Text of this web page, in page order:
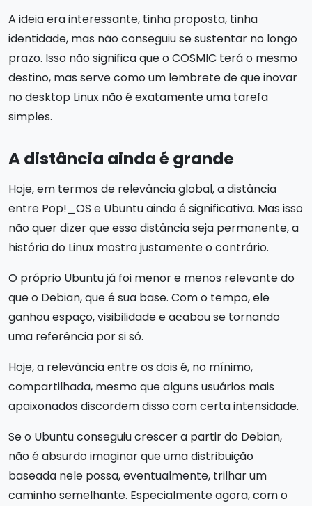
A ideia era interessante, tinha proposta, tinha
identidade, mas não conseguiu se sustentar no longo
prazo. Isso não significa que o COSMIC terá o mesmo
destino, mas serve como um lembrete de que inovar
no desktop Linux não é exatamente uma tarefa
simples.
A distância ainda é grande
Hoje, em termos de relevância global, a distância
entre Pop!_OS e Ubuntu ainda é significativa. Mas isso
não quer dizer que essa distância seja permanente, a
história do Linux mostra justamente o contrário.
O próprio Ubuntu já foi menor e menos relevante do
que o Debian, que é sua base. Com o tempo, ele
ganhou espaço, visibilidade e acabou se tornando
uma referência por si só.
Hoje, a relevância entre os dois é, no mínimo,
compartilhada, mesmo que alguns usuários mais
apaixonados discordem disso com certa intensidade.
Se o Ubuntu conseguiu crescer a partir do Debian,
não é absurdo imaginar que uma distribuição
baseada nele possa, eventualmente, trilhar um
caminho semelhante. Especialmente agora, com o